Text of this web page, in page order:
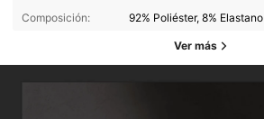
Composición:
92% Poliéster, 8% Elastano
Ver más